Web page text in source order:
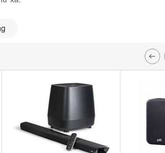
hơn, sống động hơn
giúp bạn cảm nhận được âm thanh như đang